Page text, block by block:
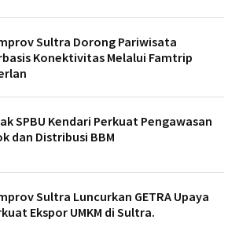
Sultra Dorong Pariwisata
Konektivitas Melalui Famtrip
SPBU Kendari Perkuat Pengawasan
dan Distribusi BBM
Sultra Luncurkan GETRA Upaya
Ekspor UMKM di Sultra.